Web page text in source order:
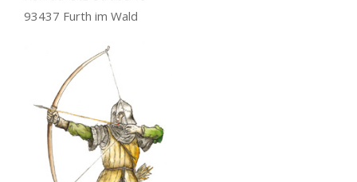
93437 Furth im Wald